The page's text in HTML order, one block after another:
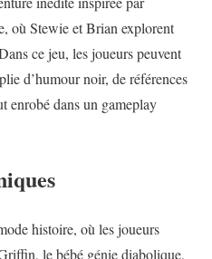
où Stewie et Brian explorent
ce jeu, les joueurs peuvent
d’humour noir, de références
enrobé dans un gameplay
histoire, où les joueurs
le bébé génie diabolique,